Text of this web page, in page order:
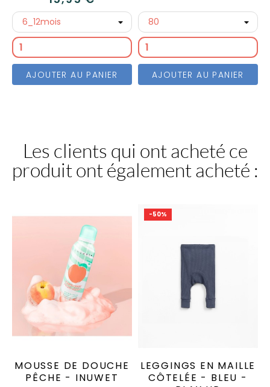
AJOUTER AU PANIER AJOUTER AU PANIER
Les clients qui ont acheté ce
produit ont également acheté :
MOUSSE DE DOUCHE
PÊCHE - INUWET
-50%
LEGGINGS EN MAILLE
CÔTELÉE - BLEU -